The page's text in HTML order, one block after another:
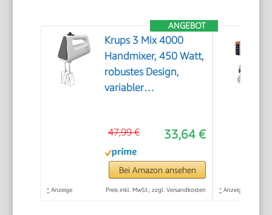
ANGEBOT
Krups 3 Mix 4000
Handmixer, 450 Watt,
robustes Design,
variabler
Funktion, inkl. 2
Rührbesen und 2
Knethaken,
weiß/grau, GN4001
33,64 €
47,99 €
Bei Amazon ansehen
* Anzeige Preis inkl. MwSt., zzgl. Versandkosten * Anzeige